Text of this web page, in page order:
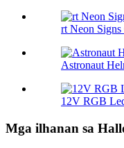
rt Neon Signs
Astronaut
12V RGB
Mga ilhanan sa